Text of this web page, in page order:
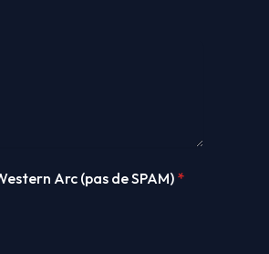
Arc (pas de SPAM) *